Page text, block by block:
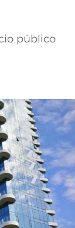
público